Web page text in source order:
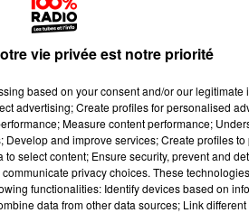
vie privée est notre priorité
based on your consent and/or our legitimate
advertising; Create profiles for personalised
Measure content performance;
and improve services; Create profiles
select content; Ensure security, prevent and
privacy choices. These
functionalities: Identify devices based on
data from other data sources; Link